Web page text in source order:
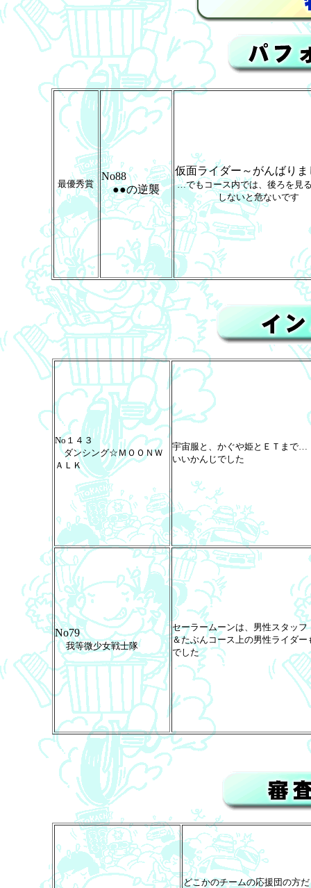
最優秀賞
No88
●●の逆襲
仮面ライダー～がんばり
…でもコース内では、後ろを見
しないと危ないです
No１４３
ダンシング☆ＭＯＯＮＷ
ＡＬＫ
宇宙服と、かぐや姫とＥＴまで…
いいかんじでした
No79
我等微少女戦士隊
セーラームーンは、男性スタッフ
＆たぶんコース上の男性ライダー
でした
どこかのチームの応援団の方